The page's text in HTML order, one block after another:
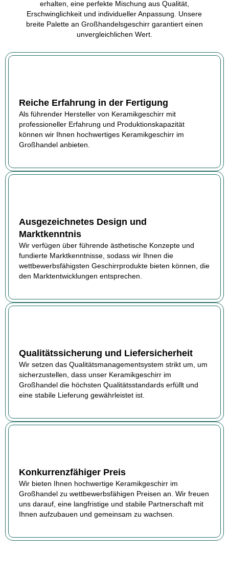
erhalten, eine perfekte Mischung aus Qualität,
Erschwinglichkeit und individueller Anpassung. Unsere
breite Palette an Großhandelsgeschirr garantiert einen
unvergleichlichen Wert.
Reiche Erfahrung in der Fertigung
Als führender Hersteller von Keramikgeschirr mit
professioneller Erfahrung und Produktionskapazität
können wir Ihnen hochwertiges Keramikgeschirr im
Großhandel anbieten.
Ausgezeichnetes Design und
Marktkenntnis
Wir verfügen über führende ästhetische Konzepte und
fundierte Marktkenntnisse, sodass wir Ihnen die
wettbewerbsfähigsten Geschirrprodukte bieten können, die
den Marktentwicklungen entsprechen.
Qualitätssicherung und Liefersicherheit
Wir setzen das Qualitätsmanagementsystem strikt um, um
sicherzustellen, dass unser Keramikgeschirr im
Großhandel die höchsten Qualitätsstandards erfüllt und
eine stabile Lieferung gewährleistet ist.
Konkurrenzfähiger Preis
Wir bieten Ihnen hochwertige Keramikgeschirr im
Großhandel zu wettbewerbsfähigen Preisen an. Wir freuen
uns darauf, eine langfristige und stabile Partnerschaft mit
Ihnen aufzubauen und gemeinsam zu wachsen.